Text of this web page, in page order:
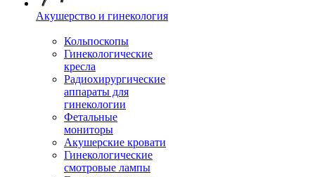
Акушерство и гинекология
Кольпоскопы
Гинекологические
кресла
Радиохирургические
аппараты для
гинекологии
Фетальные
мониторы
Акушерские кровати
Гинекологические
смотровые лампы